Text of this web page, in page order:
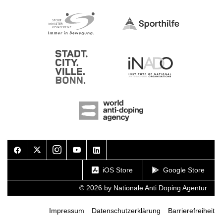
FacebookTwitterInstagramYoutubeLinkedIn
iOS Store Google Store
© 2026 by Nationale Anti Doping Agentur
Impressum Datenschutzerklärung Barrierefreiheit